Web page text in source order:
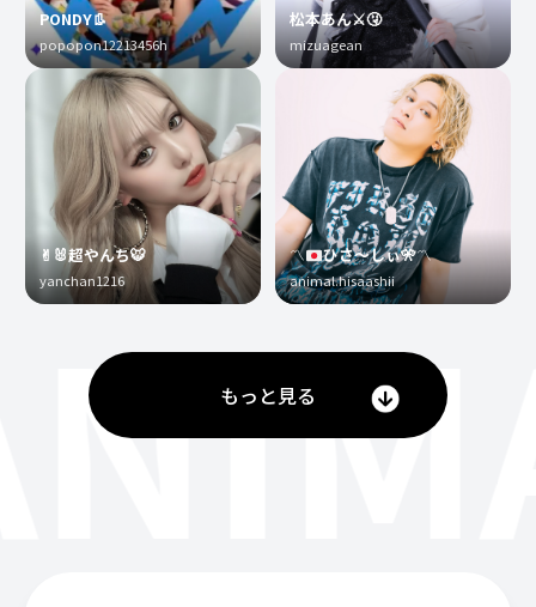
PONDY👢
popopon12213456h
✌︎🐰超やんち🐯
yanchan1216
松本あん⚔️🤧
mizuagean
〽️ ひさ〜しぃ🎌〽️
animal.hisaashii
もっと見る